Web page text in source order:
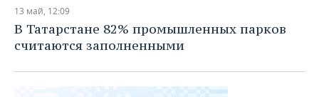
НЕФТЕХИМИЯ
НЕФТЬ
ОПК
РОЗНИЧНАЯ ТОРГОВЛЯ
НОВОСТИ ТЕХНОЛОГИЙ
МЕРОПРИЯТИЯ
13 май, 12:09
В Татарстане 82% промышленных парков
считаются заполненными